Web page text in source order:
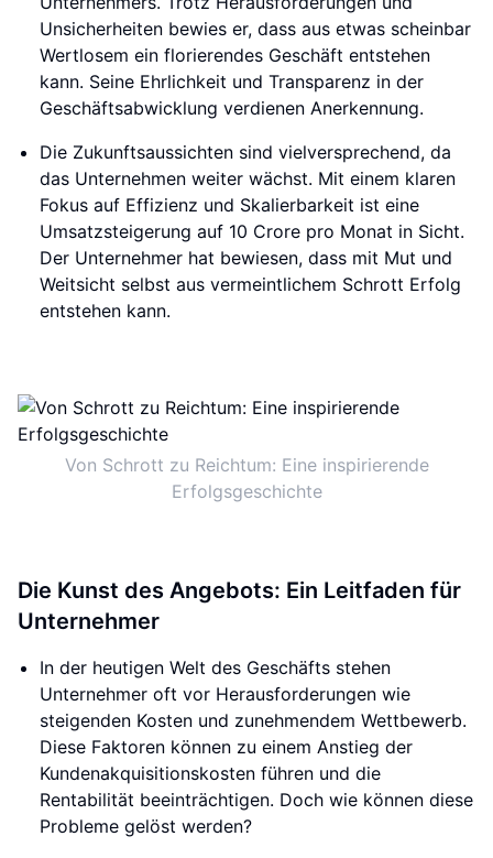
Unsicherheiten bewies er, dass aus etwas scheinbar
Wertlosem ein florierendes Geschäft entstehen
kann. Seine Ehrlichkeit und Transparenz in der
Geschäftsabwicklung verdienen Anerkennung.
Die Zukunftsaussichten sind vielversprechend, da
das Unternehmen weiter wächst. Mit einem klaren
Fokus auf Effizienz und Skalierbarkeit ist eine
Umsatzsteigerung auf 10 Crore pro Monat in Sicht.
Der Unternehmer hat bewiesen, dass mit Mut und
Weitsicht selbst aus vermeintlichem Schrott Erfolg
entstehen kann.
Von Schrott zu Reichtum: Eine inspirierende
Erfolgsgeschichte
Die Kunst des Angebots: Ein Leitfaden für
Unternehmer
In der heutigen Welt des Geschäfts stehen
Unternehmer oft vor Herausforderungen wie
steigenden Kosten und zunehmendem Wettbewerb.
Diese Faktoren können zu einem Anstieg der
Kundenakquisitionskosten führen und die
Rentabilität beeinträchtigen. Doch wie können diese
Probleme gelöst werden?